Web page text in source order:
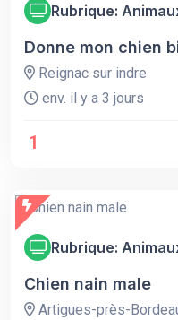
Rubrique:
Donne mon chien
Reignac sur indre
env. il y a 3 jours
1
Rubrique:
Chien nain male
Artigues-près-